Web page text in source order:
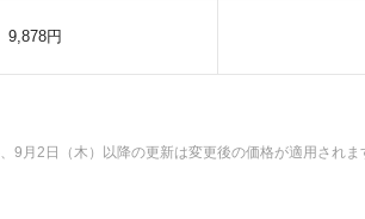
9,878円
月2日（木）以降の更新は変更後の価格が適用されま